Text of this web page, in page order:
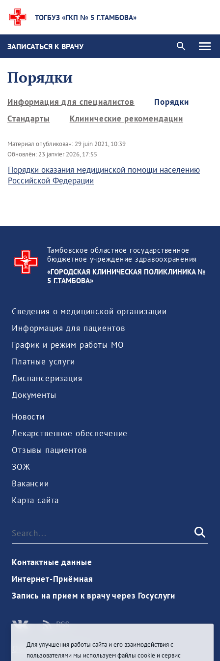
ТОГБУЗ «ГКП № 5 Г.ТАМБОВА»
ЗАПИСАТЬСЯ К ВРАЧУ
Порядки
Информация для специалистов
Порядки
Стандарты
Клинические рекомендации
Материал опубликован: 29 juin 2021, 10:39
Обновлён: 23 janvier 2026, 17:55
Порядки оказания медицинской помощи населению
Российской Федерации
Тамбовское областное государственное
бюджетное учреждение здравоохранения
«ГОРОДСКАЯ КЛИНИЧЕСКАЯ ПОЛИКЛИНИКА №
5 Г.ТАМБОВА»
Сведения о медицинской организации
Информация для пациентов
График и режим работы МО
Платные услуги
Диспансеризация
Документы
Новости
Лекарственное обеспечение
Отзывы пациентов
ЗОЖ
Вакансии
Карта сайта
Контактные данные
Интернет-Приёмная
Запись на прием к врачу через Госуслуги
Ouvrir une session
Для улучшения работы сайта и его взаимодействия с
пользователями мы используем файлы cookie и сервис